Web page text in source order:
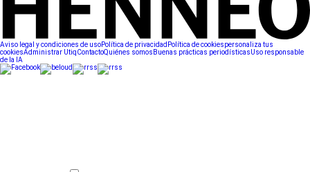
Aviso legal y condiciones de usoPolítica de privacidad Política de cookiespersonaliza tus
cookiesAdministrar UtiqContactoQuiénes somos Buenas prácticas periodísticasUso responsable
de la IA